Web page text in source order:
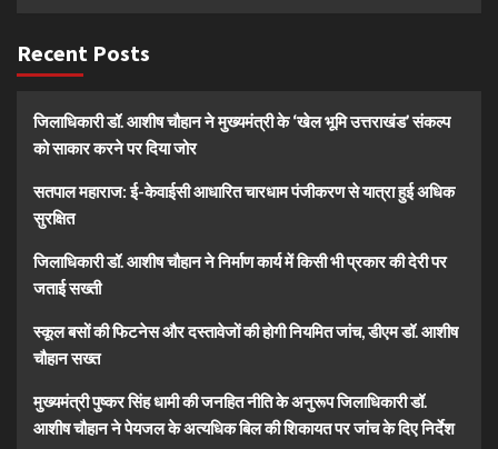
Recent Posts
जिलाधिकारी डॉ. आशीष चौहान ने मुख्यमंत्री के ‘खेल भूमि उत्तराखंड’ संकल्प
को साकार करने पर दिया जोर
सतपाल महाराज: ई-केवाईसी आधारित चारधाम पंजीकरण से यात्रा हुई अधिक
सुरक्षित
जिलाधिकारी डॉ. आशीष चौहान ने निर्माण कार्य में किसी भी प्रकार की देरी पर
जताई सख्ती
स्कूल बसों की फिटनेस और दस्तावेजों की होगी नियमित जांच, डीएम डॉ. आशीष
चौहान सख्त
मुख्यमंत्री पुष्कर सिंह धामी की जनहित नीति के अनुरूप जिलाधिकारी डॉ.
आशीष चौहान ने पेयजल के अत्यधिक बिल की शिकायत पर जांच के दिए निर्देश